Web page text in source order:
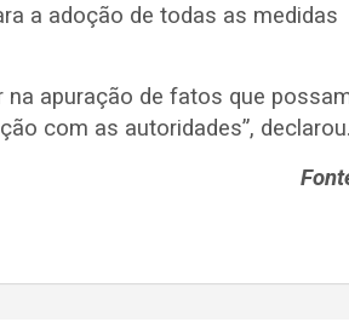
a adoção de todas as medidas
apuração de fatos que
com as autoridades”, declarou.